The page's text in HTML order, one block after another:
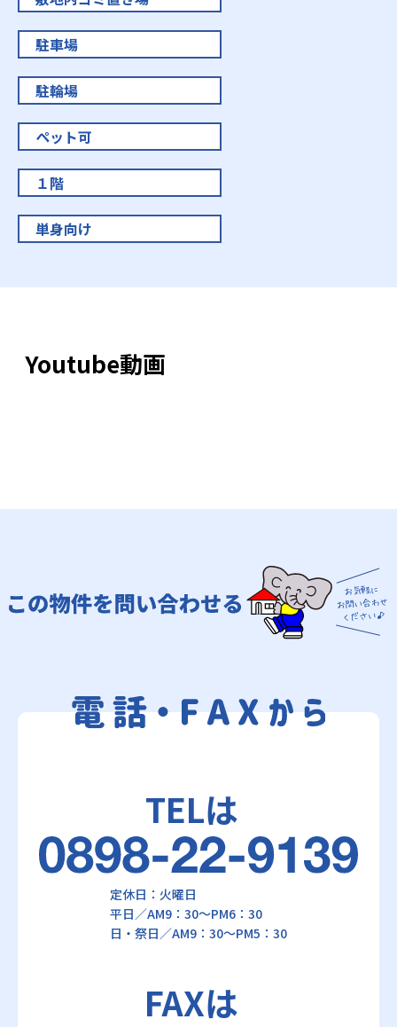
駐車場
駐輪場
ペット可
１階
単身向け
Youtube動画
TELは
定休日：火曜日
平日／AM9：30～PM6：30
日・祭日／AM9：30～PM5：30
FAXは